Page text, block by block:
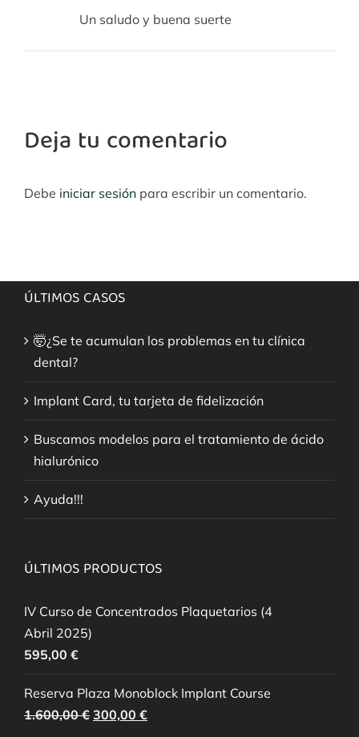
Un saludo y buena suerte
Deja tu comentario
Debe iniciar sesión para escribir un comentario.
ÚLTIMOS CASOS
🤯¿Se te acumulan los problemas en tu clínica
dental?
Implant Card, tu tarjeta de fidelización
Buscamos modelos para el tratamiento de ácido
hialurónico
Ayuda!!!
ÚLTIMOS PRODUCTOS
IV Curso de Concentrados Plaquetarios (4
Abril 2025)
595,00 €
Reserva Plaza Monoblock Implant Course
1.600,00€ El
300,00 €